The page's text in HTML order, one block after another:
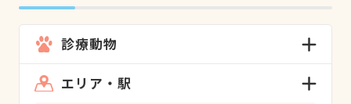
診療動物
エリア・駅